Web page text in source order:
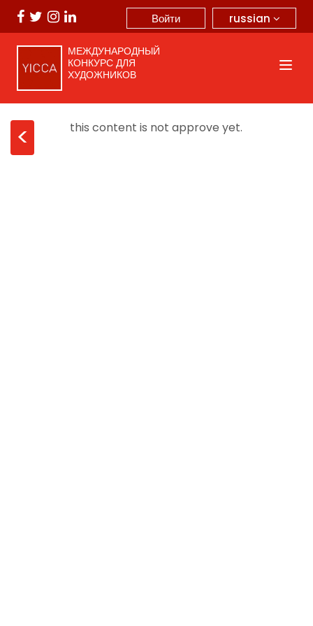
russian
Войти
МЕЖДУНАРОДНЫЙ
КОНКУРС ДЛЯ
ХУДОЖНИКОВ
< this content is not approve yet.